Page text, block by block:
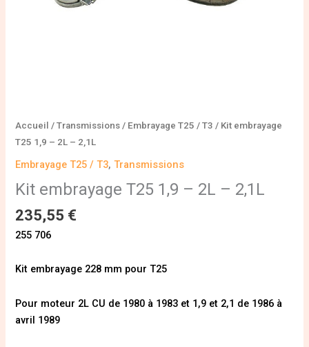
Accueil /Transmissions / Embrayage T25 / T3 / Kit embrayage
T25 1,9 – 2L – 2,1L
Embrayage T25 / T3,Transmissions
Kit embrayage T25 1,9 – 2L – 2,1L
235,55 €
255 706
Kit embrayage 228 mm pour T25
Pour moteur 2L CU de 1980 à 1983 et 1,9 et 2,1 de 1986 à
avril 1989